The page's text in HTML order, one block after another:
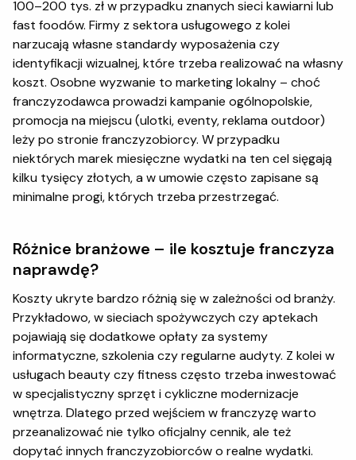
100–200 tys. zł w przypadku znanych sieci kawiarni lub
fast foodów. Firmy z sektora usługowego z kolei
narzucają własne standardy wyposażenia czy
identyfikacji wizualnej, które trzeba realizować na własny
koszt. Osobne wyzwanie to marketing lokalny – choć
franczyzodawca prowadzi kampanie ogólnopolskie,
promocja na miejscu (ulotki, eventy, reklama outdoor)
leży po stronie franczyzobiorcy. W przypadku
niektórych marek miesięczne wydatki na ten cel sięgają
kilku tysięcy złotych, a w umowie często zapisane są
minimalne progi, których trzeba przestrzegać.
Różnice branżowe – ile kosztuje franczyza
naprawdę?
Koszty ukryte bardzo różnią się w zależności od branży.
Przykładowo, w sieciach spożywczych czy aptekach
pojawiają się dodatkowe opłaty za systemy
informatyczne, szkolenia czy regularne audyty. Z kolei w
usługach beauty czy fitness często trzeba inwestować
w specjalistyczny sprzęt i cykliczne modernizacje
wnętrza. Dlatego przed wejściem w franczyzę warto
przeanalizować nie tylko oficjalny cennik, ale też
dopytać innych franczyzobiorców o realne wydatki.